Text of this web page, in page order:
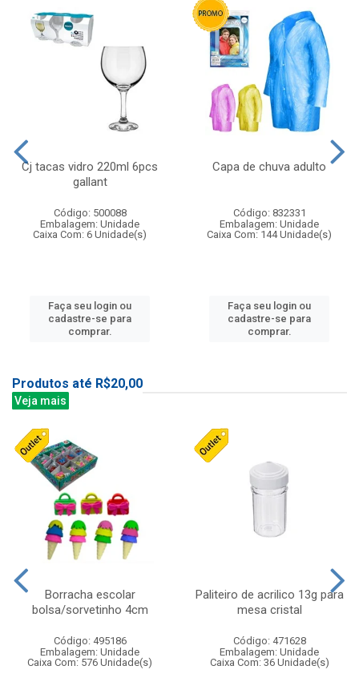
Cj tacas vidro 220ml 6pcs
gallant
Código: 500088
Embalagem: Unidade
Caixa Com: 6 Unidade(s)
Faça seu login ou
cadastre-se para
comprar.
Capa de chuva adulto
Código: 832331
Embalagem: Unidade
Caixa Com: 144 Unidade(s)
Faça seu login ou
cadastre-se para
comprar.
Produtos até R$20,00
Veja mais
Borracha escolar
bolsa/sorvetinho 4cm
Código: 495186
Embalagem: Unidade
Caixa Com: 576 Unidade(s)
Paliteiro de acrilico 13g para
mesa cristal
Código: 471628
Embalagem: Unidade
Caixa Com: 36 Unidade(s)